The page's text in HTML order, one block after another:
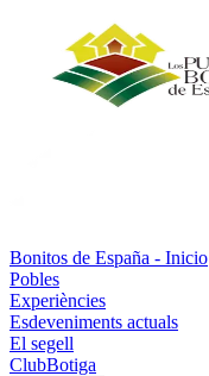
Bonitos de España - Inicio
Pobles
Experiències
Esdeveniments actuals
El segell
ClubBotiga